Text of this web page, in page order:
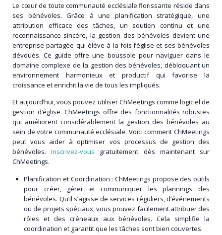
Le cœur de toute communauté ecclésiale florissante réside dans
ses bénévoles. Grâce à une planification stratégique, une
attribution efficace des tâches, un soutien continu et une
reconnaissance sincère, la gestion des bénévoles devient une
entreprise partagée qui élève à la fois l’église et ses bénévoles
dévoués. Ce guide offre une boussole pour naviguer dans le
domaine complexe de la gestion des bénévoles, débloquant un
environnement harmonieux et productif qui favorise la
croissance et enrichit la vie de tous les impliqués.
Et aujourd’hui, vous pouvez utiliser ChMeetings comme logiciel de
gestion d’église. ChMeetings offre des fonctionnalités robustes
qui améliorent considérablement la gestion des bénévoles au
sein de votre communauté ecclésiale. Voici comment ChMeetings
peut vous aider à optimiser vos processus de gestion des
bénévoles.Inscrivez-vous gratuitement dès maintenant sur
ChMeetings.
Planification et Coordination : ChMeetings propose des outils
pour créer, gérer et communiquer les plannings des
bénévoles. Qu’il s’agisse de services réguliers, d’événements
ou de projets spéciaux, vous pouvez facilement attribuer des
rôles et des créneaux aux bénévoles. Cela simplifie la
coordination et garantit que les tâches sont bien couvertes.